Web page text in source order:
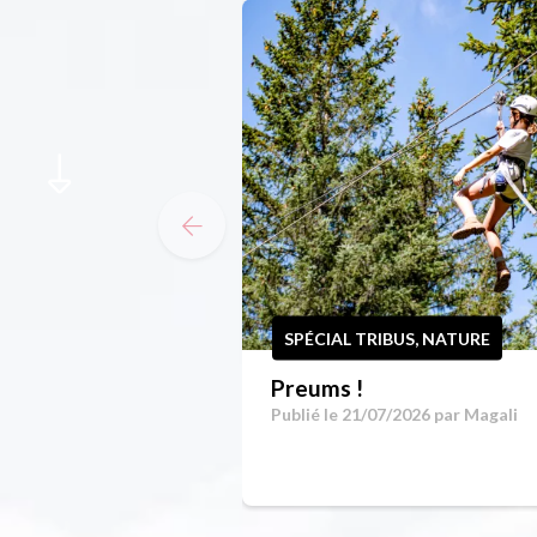
SPÉCIAL TRIBUS, NATURE
Preums !
Publié le 21/07/2026 par Magali